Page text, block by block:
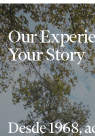
Our
Your Story
Desde 1968,